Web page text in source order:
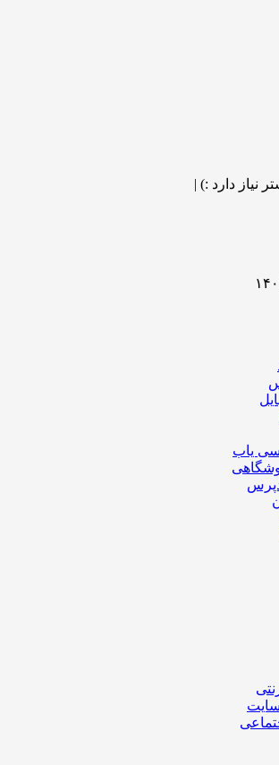
نیاز دارد :) |
یاب